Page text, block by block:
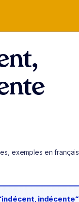
exemples en français
indécente“